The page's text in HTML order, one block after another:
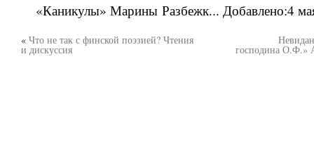
«Каникулы» Марины Разбежк... Добавлено:4
« Что не так с финской поэзией? Чтения
и дискуссия господина О.Ф.»